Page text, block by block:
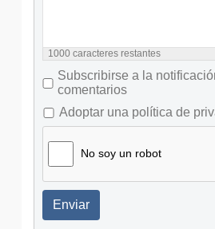
1000 caracteres restantes
Subscribirse a la
comentarios
Adoptar una política de
No soy un robot
Enviar